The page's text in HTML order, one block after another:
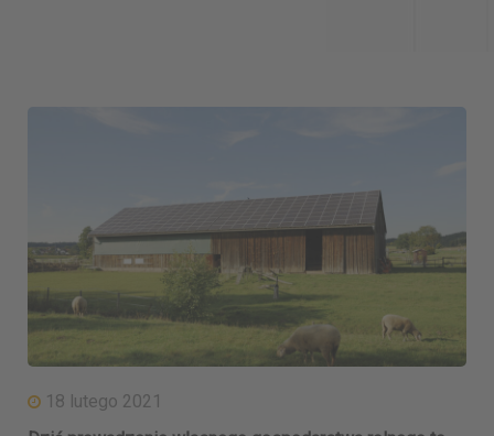
18 lutego 2021